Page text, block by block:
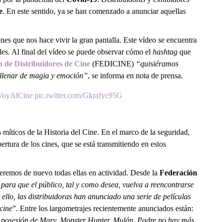
. En este sentido, ya se han comenzado a anunciar aquellas
que nos hace vivir la gran pantalla. Este vídeo se encuentra
Al final del vídeo se puede observar cómo el hashtag que
de Distribuidores de Cine (FEDICINE) “quisiéramos
de magia y emoción”, se informa en nota de prensa.
pic.twitter.com/Gkrafyc95G
de la Historia del Cine. En el marco de la seguridad,
de los cines, que se está transmitiendo en estos
de nuevo todas ellas en actividad. Desde la Federación
que el público, tal y como desea, vuelva a reencontrarse
ello, las distribuidoras han anunciado una serie de películas
”. Entre los largometrajes recientemente anunciados están:
de Mary, Monster Hunter, Mulán, Padre no hay más